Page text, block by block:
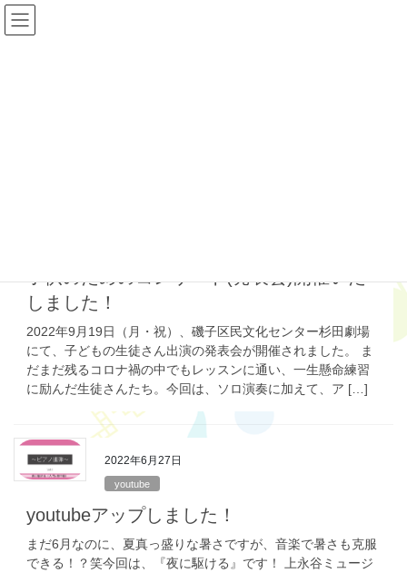
コ
ン
ナ
ビ
子供のためのコンサート(発表会)開催いた
しました！
2022年9月19日（月・祝）、磯子区民文化センター杉田劇場
にて、子どもの生徒さん出演の発表会が開催されました。 ま
だまだ残るコロナ禍の中でもレッスンに通い、一生懸命練習
に励んだ生徒さんたち。今回は、ソロ演奏に加えて、ア […]
2022年6月27日
youtube
youtubeアップしました！
まだ6月なのに、夏真っ盛りな暑さですが、音楽で暑さも克服
できる！？笑今回は、『夜に駆ける』です！ 上永谷ミュージ